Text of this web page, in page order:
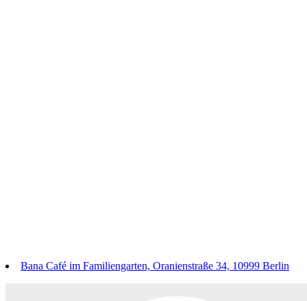
Bana Café im Familiengarten, Oranienstraße 34, 10999 Berlin